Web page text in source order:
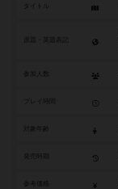
タイトル
参加人数
参考価格